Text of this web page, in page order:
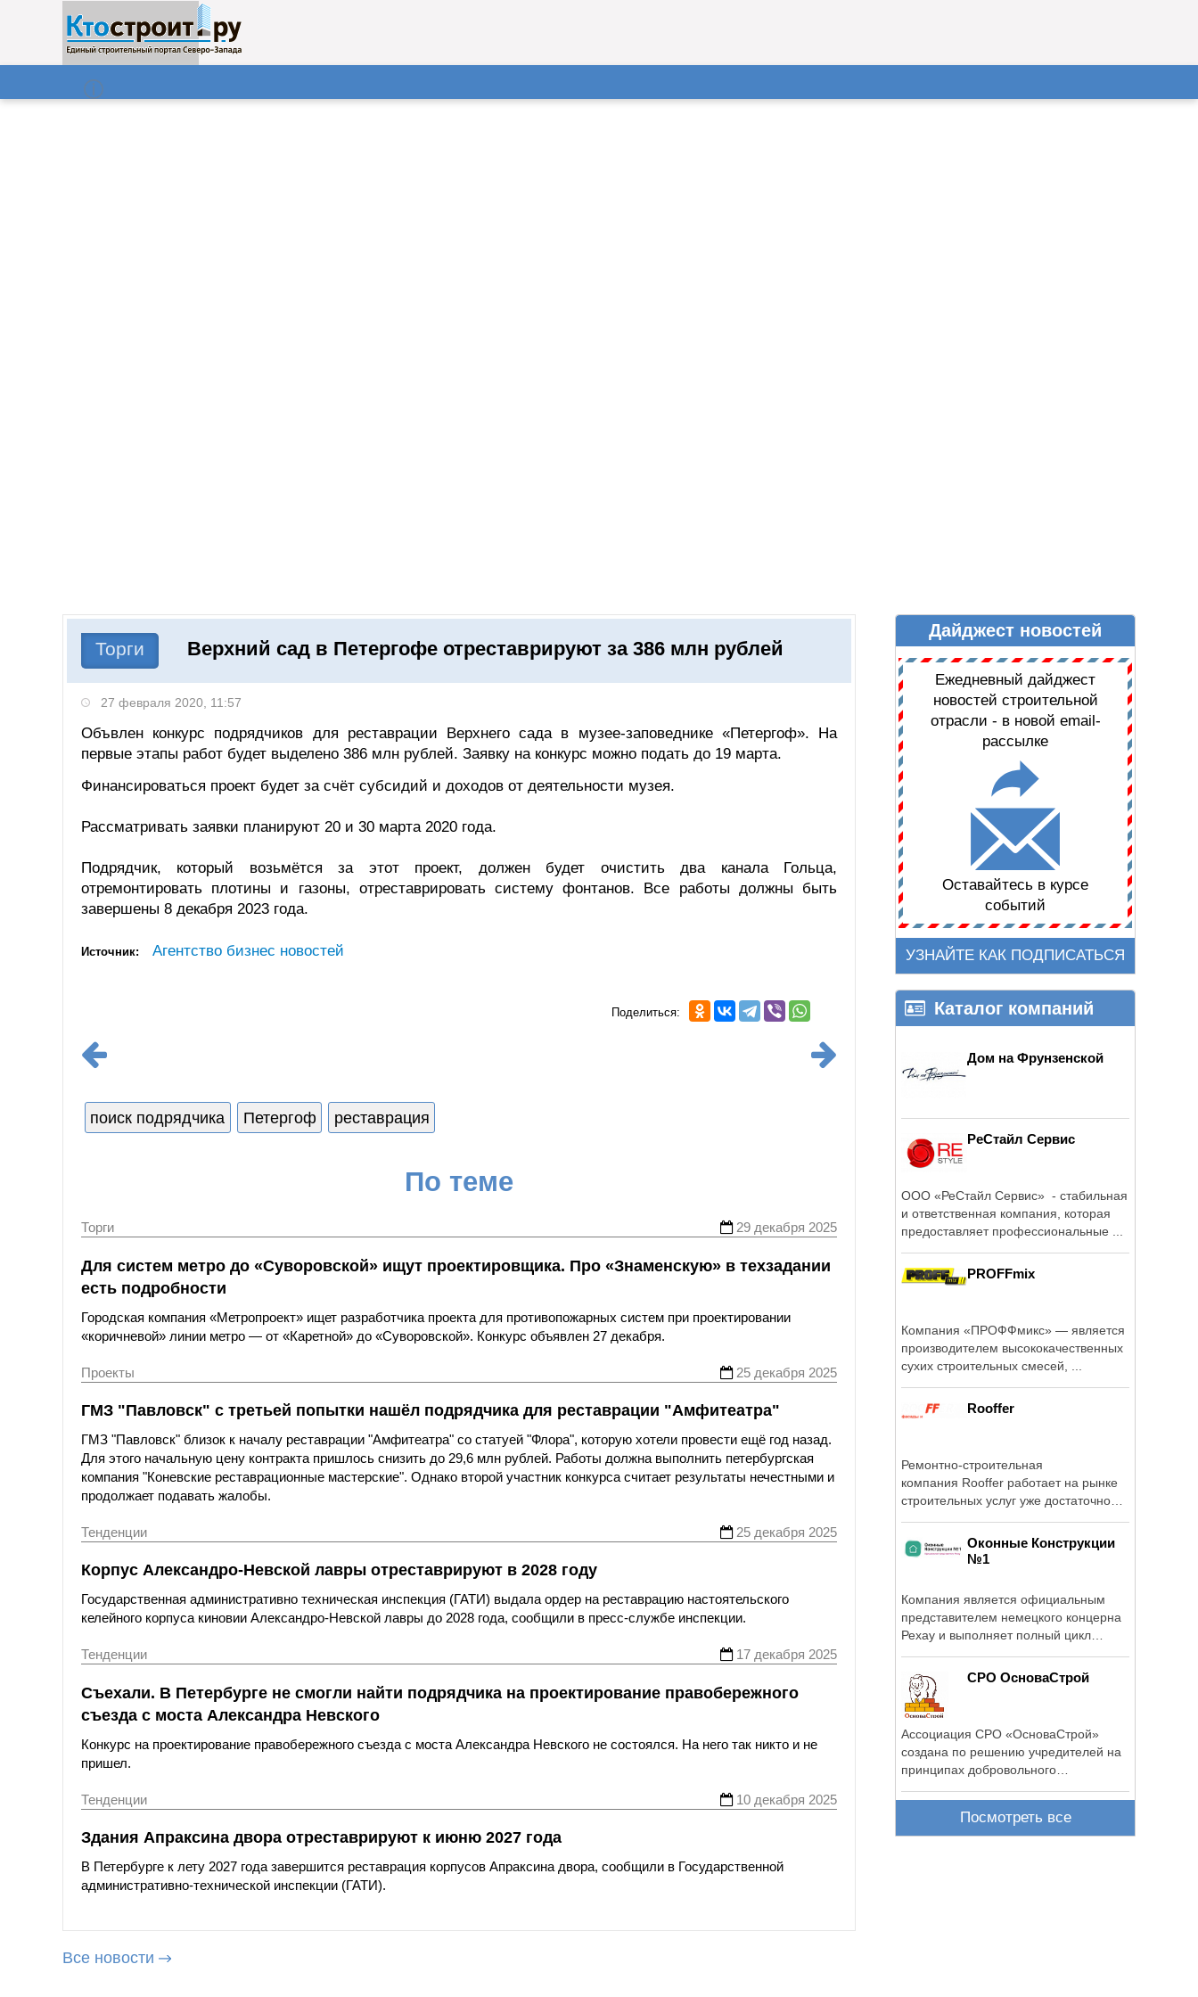
Поиск
НОВОСТИ ДАЙДЖЕСТ НОВОСТЕЙ
Торги Верхний сад в Петергофе отреставрируют за 386 млн рублей
27 февраля 2020, 11:57
Объвлен конкурс подрядчиков для реставрации Верхнего сада в музее-заповеднике «Петергоф». На
первые этапы работ будет выделено 386 млн рублей. Заявку на конкурс можно подать до 19 марта.
Финансироваться проект будет за счёт субсидий и доходов от деятельности музея.
Рассматривать заявки планируют 20 и 30 марта 2020 года.
Подрядчик, который возьмётся за этот проект, должен будет очистить два канала Гольца,
отремонтировать плотины и газоны, отреставрировать систему фонтанов. Все работы должны быть
завершены 8 декабря 2023 года.
Источник: Агентство бизнес новостей
Поделиться:
поиск подрядчика Петергоф реставрация
По теме
Торги 29 декабря 2025
Для систем метро до «Суворовской» ищут проектировщика. Про «Знаменскую» в техзадании
есть подробности
Городская компания «Метропроект» ищет разработчика проекта для противопожарных систем при проектировании
«коричневой» линии метро — от «Каретной» до «Суворовской». Конкурс объявлен 27 декабря.
Проекты 25 декабря 2025
ГМЗ "Павловск" с третьей попытки нашёл подрядчика для реставрации "Амфитеатра"
ГМЗ "Павловск" близок к началу реставрации "Амфитеатра" со статуей "Флора", которую хотели провести ещё год назад.
Для этого начальную цену контракта пришлось снизить до 29,6 млн рублей. Работы должна выполнить петербургская
компания "Коневские реставрационные мастерские". Однако второй участник конкурса считает результаты нечестными и
продолжает подавать жалобы.
Тенденции 25 декабря 2025
Корпус Александро-Невской лавры отреставрируют в 2028 году
Государственная административно техническая инспекция (ГАТИ) выдала ордер на реставрацию настоятельского
келейного корпуса киновии Александро-Невской лавры до 2028 года, сообщили в пресс-службе инспекции.
Тенденции 17 декабря 2025
Съехали. В Петербурге не смогли найти подрядчика на проектирование правобережного
съезда с моста Александра Невского
Конкурс на проектирование правобережного съезда с моста Александра Невского не состоялся. На него так никто и не
пришел.
Тенденции 10 декабря 2025
Здания Апраксина двора отреставрируют к июню 2027 года
В Петербурге к лету 2027 года завершится реставрация корпусов Апраксина двора, сообщили в Государственной
административно-технической инспекции (ГАТИ).
Все новости
Дайджест новостей
Ежедневный дайджест
новостей строительной
отрасли - в новой email-
рассылке
Оставайтесь в курсе
событий
УЗНАЙТЕ КАК ПОДПИСАТЬСЯ
Каталог компаний
Дом на Фрунзенской
РеСтайл Сервис
ООО «РеСтайл Сервис» - стабильная
и ответственная компания, которая
предоставляет профессиональные ...
PROFFmix
Компания «ПРОФФмикс» — является
производителем высококачественных
сухих строительных смесей, ...
Rooffer
Ремонтно-строительная
компания Rooffer работает на рынке
строительных услуг уже достаточно
Оконные Конструкции
№1
Компания является официальным
представителем немецкого концерна
Рехау и выполняет полный цикл
СРО ОсноваСтрой
Ассоциация СРО «ОсноваСтрой»
создана по решению учредителей на
принципах добровольного
Посмотреть все